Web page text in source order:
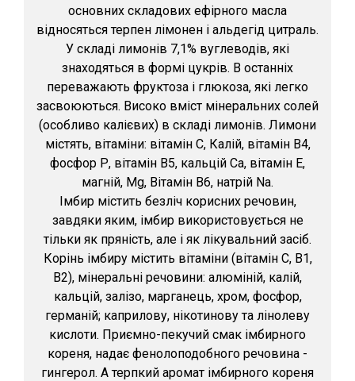
основних складових ефірного масла
відносяться терпен лімонен і альдегід цитраль.
У складі лимонів 7,1% вуглеводів, які
знаходяться в формі цукрів. В останніх
переважають фруктоза і глюкоза, які легко
засвоюються. Високо вміст мінеральних солей
(особливо калієвих) в складі лимонів. Лимони
містять, вітаміни: вітамін С, Калій, вітамін B4,
фосфор Р, вітамін B5, кальцій Ca, вітамін Е,
магній, Mg, Вітамін B6, натрій Na.
Імбир містить безліч корисних речовин,
завдяки яким, імбир використовується не
тільки як пряність, але і як лікувальний засіб.
Корінь імбиру містить вітаміни (вітамін С, В1,
В2), мінеральні речовини: алюміній, калій,
кальцій, залізо, марганець, хром, фосфор,
германій; каприлову, нікотинову та лінолеву
кислоти. Приємно-пекучий смак імбирного
кореня, надає фенолоподобного речовина -
гингерол. А терпкий аромат імбирного кореня